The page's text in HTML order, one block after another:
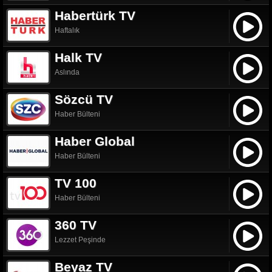
Habertürk TV
Haftalık
Halk TV
Aslında
Sözcü TV
Haber Bülteni
Haber Global
Haber Bülteni
TV 100
Haber Bülteni
360 TV
Lezzet Peşinde
Beyaz TV